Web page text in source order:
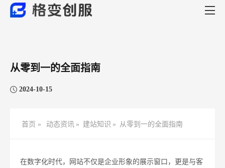
从零到一的全面指南
2024-10-15
首页 » 动态资讯 » 建站知识 » 从零到一的全面指南
在数字化时代，网站不仅是企业形象的展示窗口，更是与客